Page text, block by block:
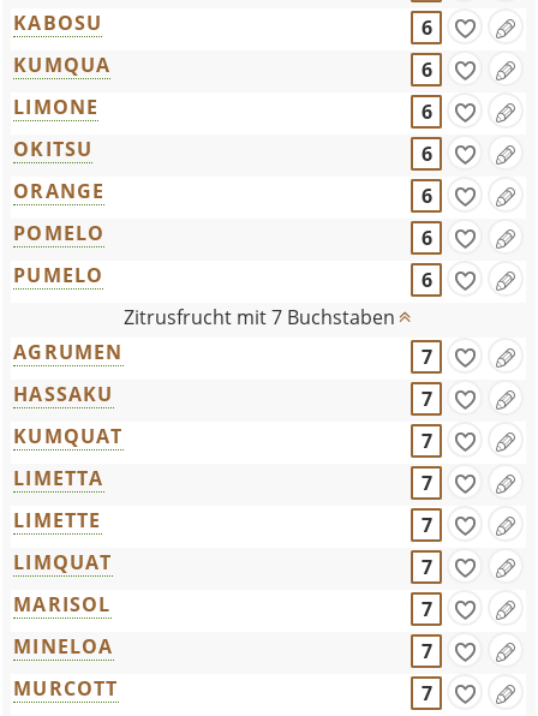
KABOSU
6
KUMQUA
6
LIMONE
6
OKITSU
6
ORANGE
6
POMELO
6
PUMELO
6
Zitrusfrucht mit 7 Buchstaben
AGRUMEN
7
HASSAKU
7
KUMQUAT
7
LIMETTA
7
LIMETTE
7
LIMQUAT
7
MARISOL
7
MINELOA
7
MURCOTT
7